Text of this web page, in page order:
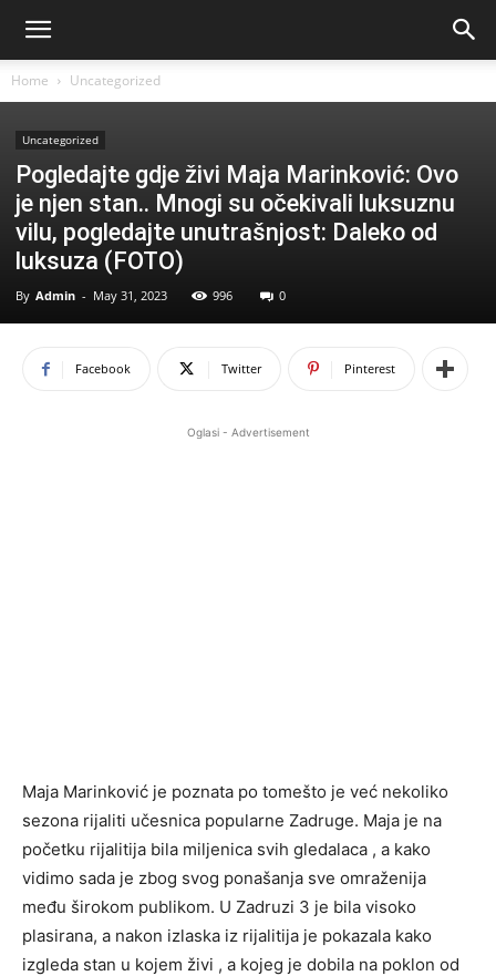
Home Uncategorized
Uncategorized
Pogledajte gdje živi Maja Marinković: Ovo
je njen stan.. Mnogi su očekivali luksuznu
vilu, pogledajte unutrašnjost: Daleko od
luksuza (FOTO)
By Admin - May 31, 2023 996 0
Facebook Twitter Pinterest
Oglasi - Advertisement
Maja Marinković je poznata po tomešto je već nekoliko
sezona rijaliti učesnica popularne Zadruge. Maja je na
početku rijalitija bila miljenica svih gledalaca , a kako
vidimo sada je zbog svog ponašanja sve omraženija
među širokom publikom. U Zadruzi 3 je bila visoko
plasirana, a nakon izlaska iz rijalitija je pokazala kako
izgleda stan u kojem živi , a kojeg je dobila na poklon od